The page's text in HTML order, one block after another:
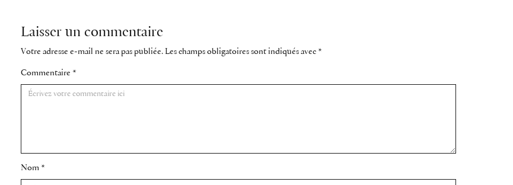
Laisser un commentaire
Votre adresse e-mail ne sera pas publiée. Les champs obligatoires sont indiqués avec *
Commentaire *
Nom *